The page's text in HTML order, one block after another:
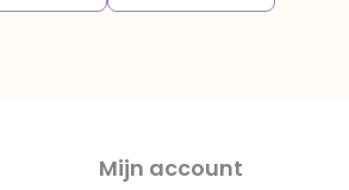
Mijn account